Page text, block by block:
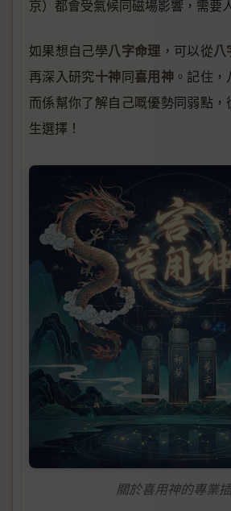
京）都會受氣候同磁場影響，需要
如果想自己學八字命理 ，可以從八
再深入研究十神同喜用神 。記住
而係幫你了解自己嘅優勢同弱點，
生選擇！
關於喜用神的專業